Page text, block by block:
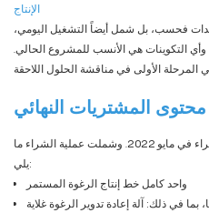
الإنتاج
فحسب، بل شمل أيضاً التشغيل اليومي،
وأي التكوينات هي الأنسب للمشروع الحالي.
محتوى المشتريات النهائي
بعد تأكيد الخطة، أكمل العميل عملية الشراء في مايو 2022. وشملت عملية الشراء ما
يلي:
واحد كاملخط إنتاج الرغوة المستمر
بما في ذلك: آلة إعادة تدوير الرغوةغلاية